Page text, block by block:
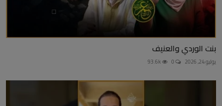
بنت الوردي والعنيف
يوليو 24, 2026